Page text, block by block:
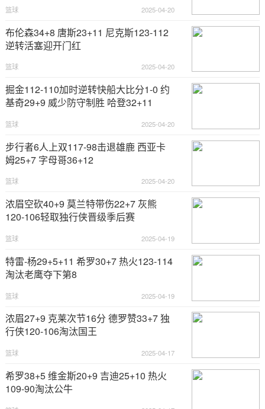
篮球 2025-04-20
布伦森34+8 唐斯23+11 尼克斯123-112
逆转活塞迎开门红
篮球 2025-04-20
掘金112-110加时逆转快船大比分1-0 约
基奇29+9 威少防守制胜 哈登32+11
篮球 2025-04-20
步行者6人上双117-98击退雄鹿 西亚卡
姆25+7 字母哥36+12
篮球 2025-04-20
浓眉空砍40+9 莫兰特带伤22+7 灰熊
120-106轻取独行侠晋级季后赛
篮球 2025-04-19
特雷-杨29+5+11 希罗30+7 热火123-114
淘汰老鹰夺下第8
篮球 2025-04-19
浓眉27+9 克莱次节16分 德罗赞33+7 独
行侠120-106淘汰国王
篮球 2025-04-17
希罗38+5 维金斯20+9 吉迪25+10 热火
109-90淘汰公牛